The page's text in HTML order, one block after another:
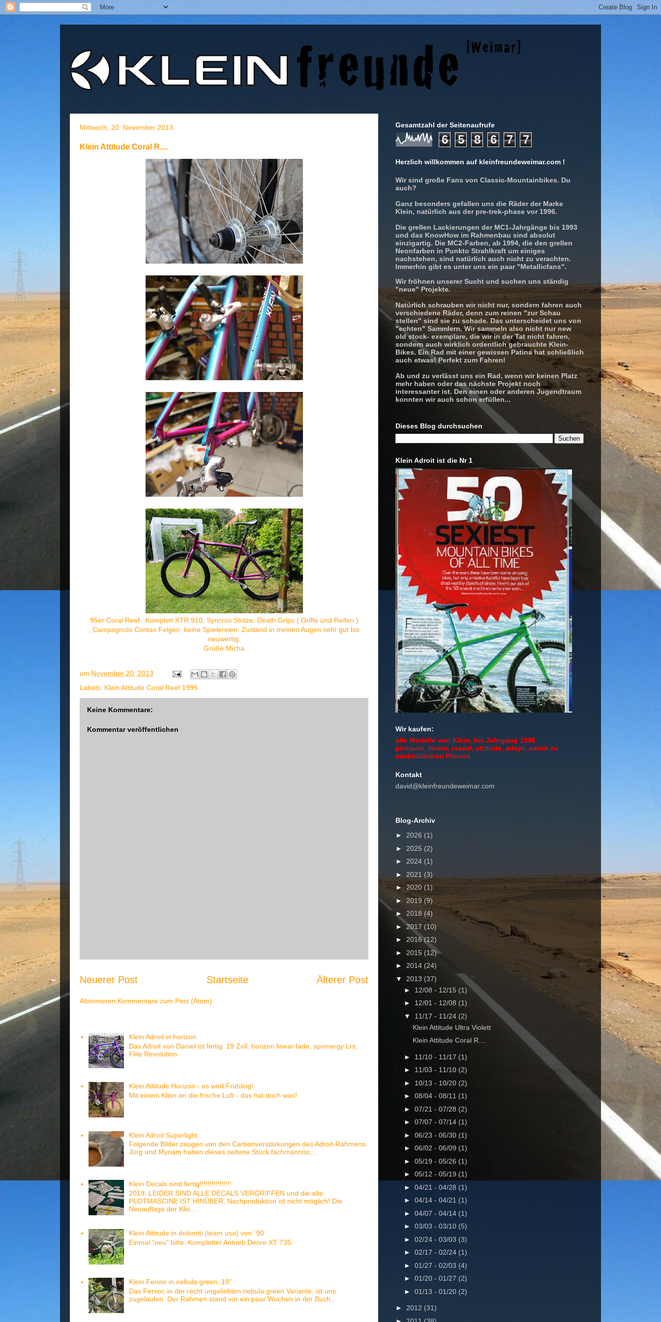
Mittwoch, 20. November 2013
Klein Attitude Coral R....
95er Coral Reef . Komplett XTR 910, Syncros Stütze, Death Grips ( Griffe und Reifen )
, Campagnolo Contax Felgen, keine Spielereien. Zustand in meinen Augen sehr gut bis
neuwertig.
Grüße Micha
um November 20, 2013
Labels: Klein Attitude Coral Reef 1995
Keine Kommentare:
Kommentar veröffentlichen
Neuerer Post Älterer Post
Startseite
Abonnieren Kommentare zum Post (Atom)
Klein Adroit in horizon
Das Adroit von Daniel ist fertig. 19 Zoll, horizon linear fade, spinnergy Lrs,
Flite Revolution
Klein Attitude Horizon - es wird Frühling!
Mit einem Klein an die frische Luft - das hat doch was!
Klein Adroit Superlight
Folgende Bilder zeugen von den Carbonverstärkungen des Adroit-Rahmens.
Jürg und Myriam haben dieses seltene Stück fachmännisc...
Klein Decals sind fertig!!!!!!!!!!!!!!!!
2019: LEIDER SIND ALLE DECALS VERGRIFFEN und die alte
PLOTMASCINE IST HINÜBER, Nachproduktion ist nicht möglich! Die
Neuauflage der Klei...
Klein Attitude in dolomiti (team usa) von ´90
Einmal "neu" bitte. Kompletter Antrieb Deore XT 735.
Klein Fervor in nebula green, 19"
Das Fervor, in der recht ungeliebten nebula green Variante, ist uns
zugelaufen. Der Rahmen stand vor ein paar Wochen in der Buch...
Gesamtzahl der Seitenaufrufe
6 5 8 6 7 7
Herzlich willkommen auf kleinfreundeweimar.com !
Wir sind große Fans von Classic-Mountainbikes. Du
auch?
Ganz besonders gefallen uns die Räder der Marke
Klein, natürlich aus der pre-trek-phase vor 1996.
Die grellen Lackierungen der MC1-Jahrgänge bis 1993
und das KnowHow im Rahmenbau sind absolut
einzigartig. Die MC2-Farben, ab 1994, die den grellen
Neonfarben in Punkto Strahlkraft um einiges
nachstehen, sind natürlich auch nicht zu verachten.
Immerhin gibt es unter uns ein paar "Metallicfans".
Wir fröhnen unserer Sucht und suchen uns ständig
"neue" Projekte.
Natürlich schrauben wir nicht nur, sondern fahren auch
verschiedene Räder, denn zum reinen "zur Schau
stellen" sind sie zu schade. Das unterscheidet uns von
"echten" Sammlern. Wir sammeln also nicht nur new
old stock- exemplare, die wir in der Tat nicht fahren,
sondern auch wirklich ordentlich gebrauchte Klein-
Bikes. Ein Rad mit einer gewissen Patina hat schließlich
auch etwas! Perfekt zum Fahren!
Ab und zu verlässt uns ein Rad, wenn wir keinen Platz
mehr haben oder das nächste Projekt noch
interessanter ist. Den einen oder anderen Jugendtraum
konnten wir auch schon erfüllen...
Dieses Blog durchsuchen
Klein Adroit ist die Nr 1
Wir kaufen:
alle Modelle von Klein, bis Jahrgang 1996
pinnacle, fervor, rascal, attitude, adept, adroit zu
marktüblichen Preisen
Kontakt
david@kleinfreundeweimar.com
Blog-Archiv
► 2026 (1)
► 2025 (2)
► 2024 (1)
► 2021 (3)
► 2020 (1)
► 2019(9)
► 2018 (4)
►2017 (10)
► 2016(12)
► 2015 (12)
► 2014 (24)
▼ 2013 (37)
► 12/08 - 12/15 (1)
► 12/01 - 12/08 (1)
▼ 11/17 - 11/24 (2)
Klein Attitude Ultra Violett
Klein Attitude Coral R....
► 11/10 - 11/17 (1)
► 11/03 - 11/10 (2)
► 10/13 - 10/20 (2)
► 08/04 - 08/11 (1)
► 07/21 - 07/28 (2)
► 07/07 - 07/14 (1)
► 06/23 - 06/30 (1)
► 06/02 - 06/09 (1)
► 05/19 - 05/26 (1)
► 05/12 - 05/19 (1)
► 04/21 - 04/28 (1)
► 04/14 - 04/21 (1)
► 04/07 - 04/14 (1)
► 03/03 - 03/10 (5)
► 02/24 - 03/03 (3)
► 02/17 - 02/24 (1)
► 01/27 - 02/03 (4)
► 01/20 - 01/27 (2)
► 01/13 - 01/20 (2)
► 2012 (31)